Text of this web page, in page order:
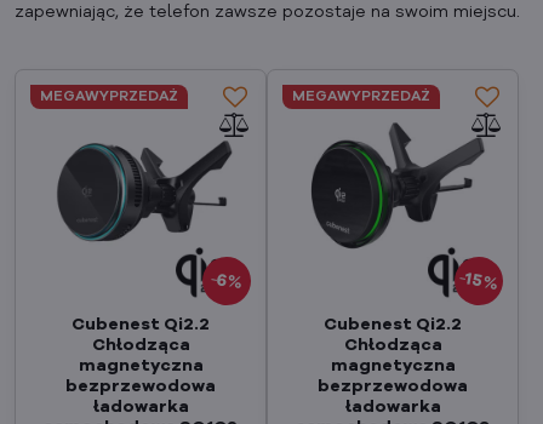
zapewniając, że telefon zawsze pozostaje na swoim miejscu.
6%
MEGAWYPRZEDAŻ
Cubenest Qi2.2
Chłodząca
magnetyczna
bezprzewodowa
ładowarka
15%
MEGAWYPRZEDAŻ
Cubenest Qi2.2
Chłodząca
magnetyczna
bezprzewodowa
ładowarka